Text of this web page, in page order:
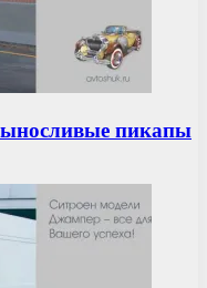
пикапы